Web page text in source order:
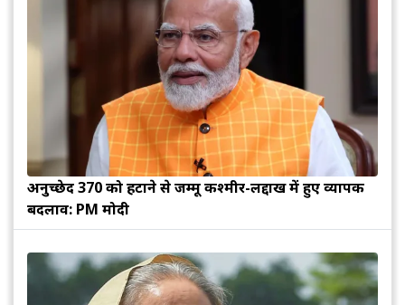
अनुच्छेद 370 को हटाने से जम्मू कश्मीर-लद्दाख में हुए व्यापक
बदलाव: PM मोदी